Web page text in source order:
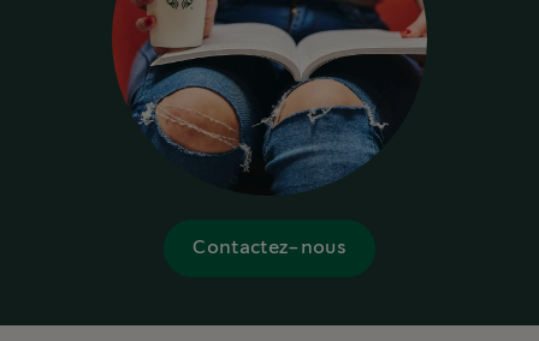
Contactez-nous